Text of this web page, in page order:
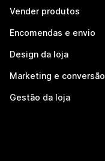
Vender produtos
Encomendas e envio
Design da loja
Marketing e conversão
Gestão da loja